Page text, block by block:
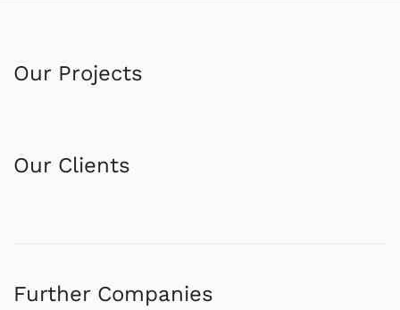
Our Projects
Our Clients
Further Companies